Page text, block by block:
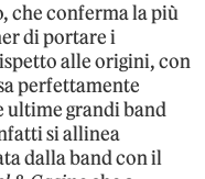
che conferma la più
di portare i
alle origini, con
perfettamente
ultime grandi band
si allinea
dalla band con il